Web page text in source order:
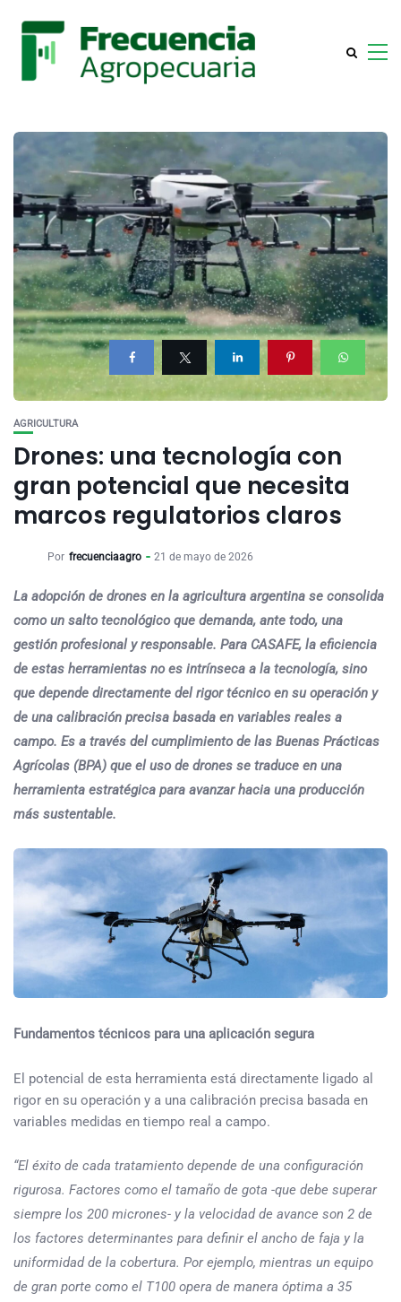
AGRICULTURA
Drones: una tecnología con
gran potencial que necesita
marcos regulatorios claros
Por frecuenciaagro 21 de mayo de 2026
La adopción de drones en la agricultura argentina se consolida
como un salto tecnológico que demanda, ante todo, una
gestión profesional y responsable. Para CASAFE, la eficiencia
de estas herramientas no es intrínseca a la tecnología, sino
que depende directamente del rigor técnico en su operación y
de una calibración precisa basada en variables reales a
campo. Es a través del cumplimiento de las Buenas Prácticas
Agrícolas (BPA) que el uso de drones se traduce en una
herramienta estratégica para avanzar hacia una producción
más sustentable.
Fundamentos técnicos para una aplicación segura
El potencial de esta herramienta está directamente ligado al
rigor en su operación y a una calibración precisa basada en
variables medidas en tiempo real a campo.
“El éxito de cada tratamiento depende de una configuración
rigurosa. Factores como el tamaño de gota -que debe superar
siempre los 200 micrones- y la velocidad de avance son 2 de
los factores determinantes para definir el ancho de faja y la
uniformidad de la cobertura. Por ejemplo, mientras un equipo
de gran porte como el T100 opera de manera óptima a 35